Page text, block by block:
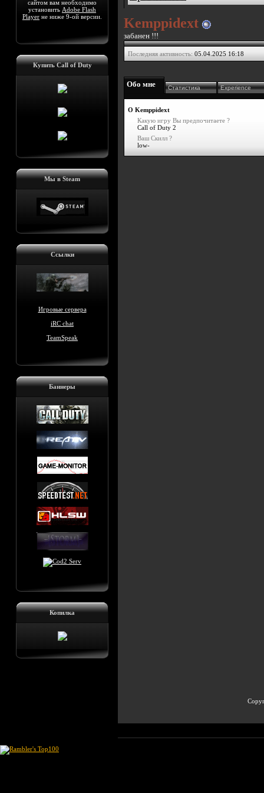
сайтом вам необходимо
установить Adobe Flash
Player не ниже 9-ой версии.
Купить Call of Duty
Мы в Steam
Ссылки
Игровые сервера
iRC chat
TeamSpeak
Баннеры
Копилка
Kemppidext
забанен !!!
Последняя активность: 05.04.2025 16:18
Обо мне Статистика Experience
О Kemppidext
Какую игру Вы предпочитаете ?
Call of Duty 2
Ваш Скилл ?
low-